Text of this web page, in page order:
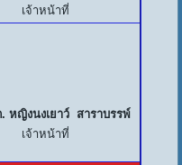
เจ้าหน้าที่
หญิงนงเยาว์ สาราบรรพ์
เจ้าหน้าที่